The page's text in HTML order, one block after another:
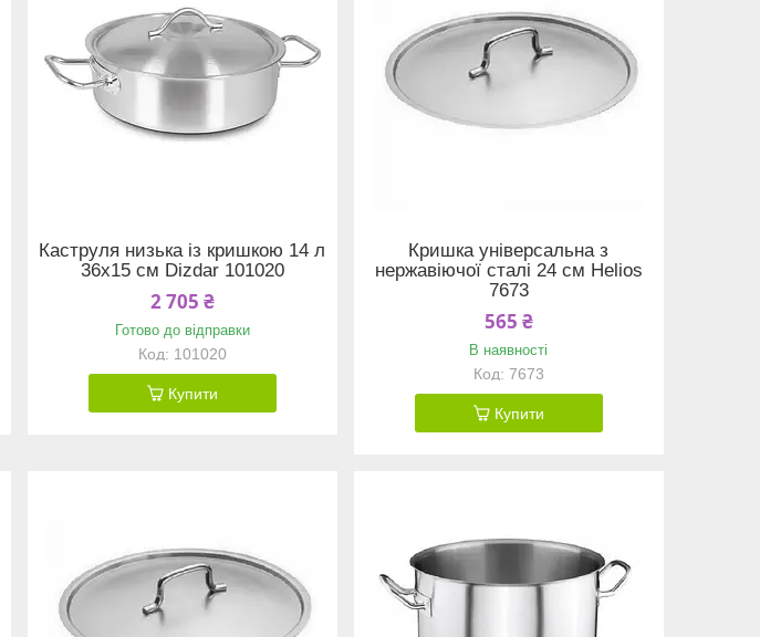
Каструля низька із кришкою 14 л
36x15 см Dizdar 101020
2 705 ₴
Готово до відправки
101020
Купити
Кришка універсальна з
нержавіючої сталі 24 см Helios
7673
565 ₴
В наявності
7673
Купити